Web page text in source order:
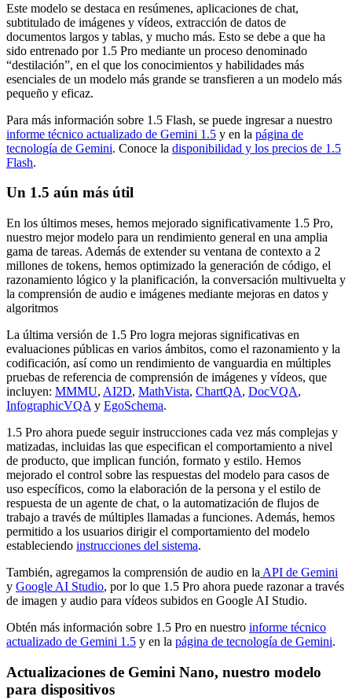
Este modelo se destaca en resúmenes, aplicaciones de chat,
subtitulado de imágenes y vídeos, extracción de datos de
documentos largos y tablas, y mucho más. Esto se debe a que ha
sido entrenado por 1.5 Pro mediante un proceso denominado
“destilación”, en el que los conocimientos y habilidades más
esenciales de un modelo más grande se transfieren a un modelo más
pequeño y eficaz.
Para más información sobre 1.5 Flash, se puede ingresar a nuestro
informe técnico actualizado de Gemini 1.5 y en la página de
tecnología de Gemini. Conoce la disponibilidad y los precios de 1.5
Flash.
Un 1.5 aún más útil
En los últimos meses, hemos mejorado significativamente 1.5 Pro,
nuestro mejor modelo para un rendimiento general en una amplia
gama de tareas. Además de extender su ventana de contexto a 2
millones de tokens, hemos optimizado la generación de código, el
razonamiento lógico y la planificación, la conversación multivuelta y
la comprensión de audio e imágenes mediante mejoras en datos y
algoritmos
La última versión de 1.5 Pro logra mejoras significativas en
evaluaciones públicas en varios ámbitos, como el razonamiento y la
codificación, así como un rendimiento de vanguardia en múltiples
pruebas de referencia de comprensión de imágenes y vídeos, que
incluyen: MMMU, AI2D, MathVista, ChartQA, DocVQA,
InfographicVQA y EgoSchema.
1.5 Pro ahora puede seguir instrucciones cada vez más complejas y
matizadas, incluidas las que especifican el comportamiento a nivel
de producto, que implican función, formato y estilo. Hemos
mejorado el control sobre las respuestas del modelo para casos de
uso específicos, como la elaboración de la persona y el estilo de
respuesta de un agente de chat, o la automatización de flujos de
trabajo a través de múltiples llamadas a funciones. Además, hemos
permitido a los usuarios dirigir el comportamiento del modelo
estableciendo instrucciones del sistema.
También, agregamos la comprensión de audio en la API de Gemini
y Google AI Studio, por lo que 1.5 Pro ahora puede razonar a través
de imagen y audio para vídeos subidos en Google AI Studio.
Obtén más información sobre 1.5 Pro en nuestro informe técnico
actualizado de Gemini 1.5 y en la página de tecnología de Gemini.
Actualizaciones de Gemini Nano, nuestro modelo
para dispositivos